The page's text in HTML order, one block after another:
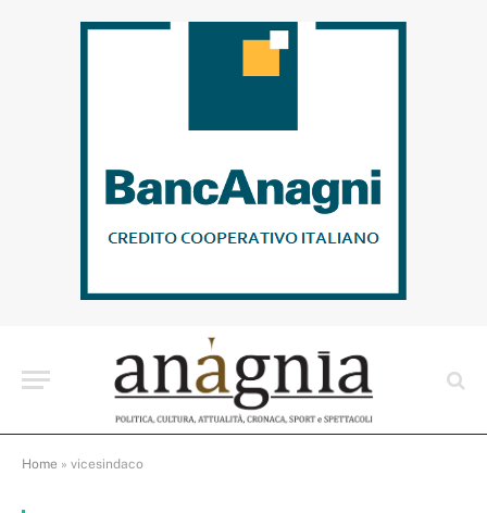
Home » vicesindaco